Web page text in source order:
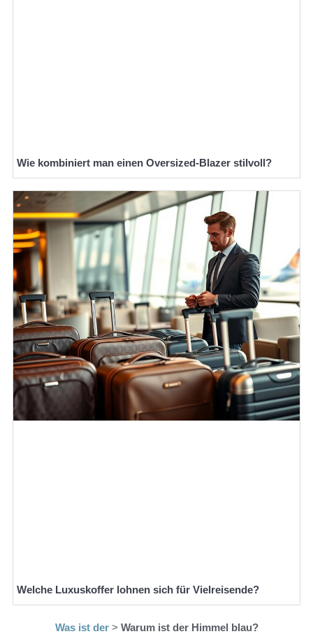
Wie kombiniert man einen Oversized-Blazer stilvoll?
Welche Luxuskoffer lohnen sich für Vielreisende?
Was ist der> Warum ist der Himmel blau?